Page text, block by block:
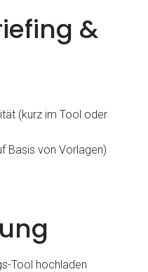
&
(kurz im Tool oder
Basis von Vorlagen)
Tool hochladen